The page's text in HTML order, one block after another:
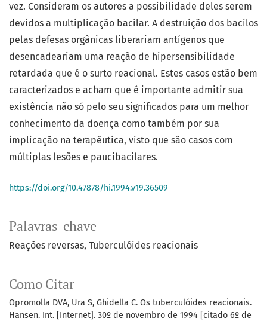
Palavras-chave
Reações reversas Tuberculóides reacionais
Como Citar
Opromolla DVA, Ura S, Ghidella C. Os tuberculóides reacionais.
Hansen. Int. [Internet]. 30º de novembro de 1994 [citado 6º de
vez. Consideram os autores a possibilidade deles serem
devidos a multiplicação bacilar. A destruição dos bacilos
pelas defesas orgânicas liberariam antígenos que
desencadeariam uma reação de hipersensibilidade
retardada que é o surto reacional. Estes casos estão bem
caracterizados e acham que é importante admitir sua
existência não só pelo seu significados para um melhor
conhecimento da doença como também por sua
implicação na terapêutica, visto que são casos com
múltiplas lesões e paucibacilares.
https://doi.org/10.47878/hi.1994.v19.36509